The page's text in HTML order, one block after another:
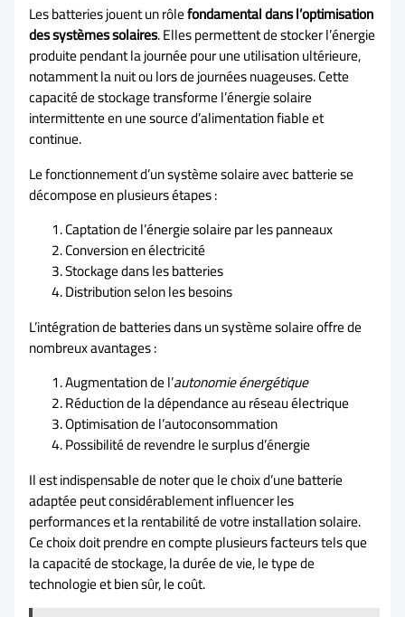
Les batteries jouent un rôlefondamental dans l’optimisation
des systèmes solaires. Elles permettent de stocker l’énergie
produite pendant la journée pour une utilisation ultérieure,
notamment la nuit ou lors de journées nuageuses. Cette
capacité de stockage transforme l’énergie solaire
intermittente en une source d’alimentation fiable et
continue.
Le fonctionnement d’un système solaire avec batterie se
décompose en plusieurs étapes :
Captation de l’énergie solaire par les panneaux
Conversion en électricité
Stockage dans les batteries
Distribution selon les besoins
L’intégration de batteries dans un système solaire offre de
nombreux avantages :
Augmentation de l’autonomie énergétique
Réduction de la dépendance au réseau électrique
Optimisation de l’autoconsommation
Possibilité de revendre le surplus d’énergie
Il est indispensable de noter que le choix d’une batterie
adaptée peut considérablement influencer les
performances et la rentabilité de votre installation solaire.
Ce choix doit prendre en compte plusieurs facteurs tels que
la capacité de stockage, la durée de vie, le type de
technologie et bien sûr, le coût.